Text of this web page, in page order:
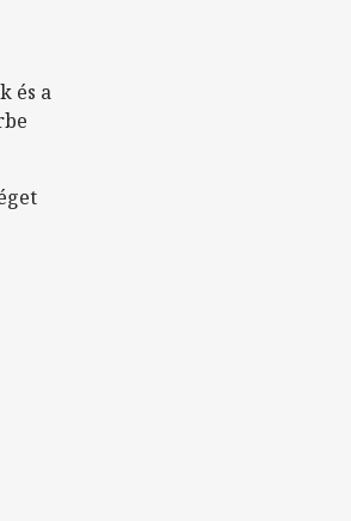
és a